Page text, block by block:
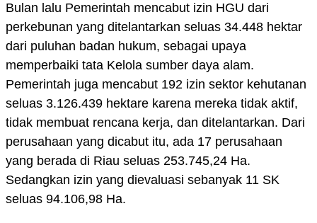
Bulan lalu Pemerintah mencabut izin HGU dari
perkebunan yang ditelantarkan seluas 34.448 hektar
dari puluhan badan hukum, sebagai upaya
memperbaiki tata Kelola sumber daya alam.
Pemerintah juga mencabut 192 izin sektor kehutanan
seluas 3.126.439 hektare karena mereka tidak aktif,
tidak membuat rencana kerja, dan ditelantarkan. Dari
perusahaan yang dicabut itu, ada 17 perusahaan
yang berada di Riau seluas 253.745,24 Ha.
Sedangkan izin yang dievaluasi sebanyak 11 SK
seluas 94.106,98 Ha.